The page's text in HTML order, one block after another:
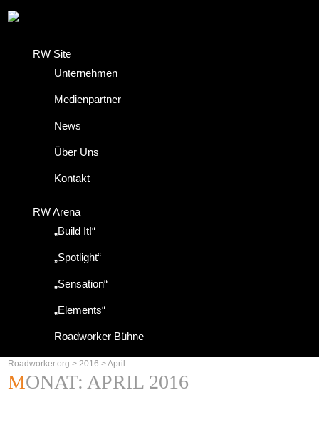
RW Site
Unternehmen
Medienpartner
News
Über Uns
Kontakt
RW Arena
„Build It!“
„Spotlight“
„Sensation“
„Elements“
Roadworker Bühne
Roadworker.org >2016 >April
MONAT: APRIL 2016